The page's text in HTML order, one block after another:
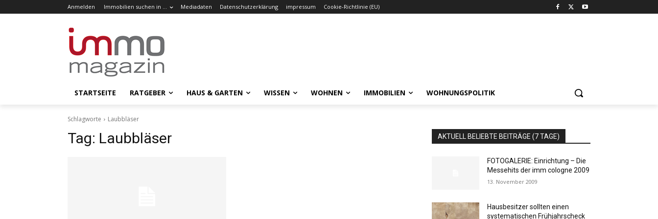
Anmelden Immobilien suchen in … Mediadaten Datenschutzerklärung impressum Cookie-Richtlinie (EU)
STARTSEITE RATGEBER HAUS & GARTEN WISSEN WOHNEN IMMOBILIEN WOHNUNGSPOLITIK
Schlagworte Laubbläser
Tag: Laubbläser AKTUELL BELIEBTE BEITRÄGE (7 TAGE)
FOTOGALERIE: Einrichtung – Die
Messehits der imm cologne 2009
13. November 2009
Hausbesitzer sollten einen
systematischen Frühjahrscheck